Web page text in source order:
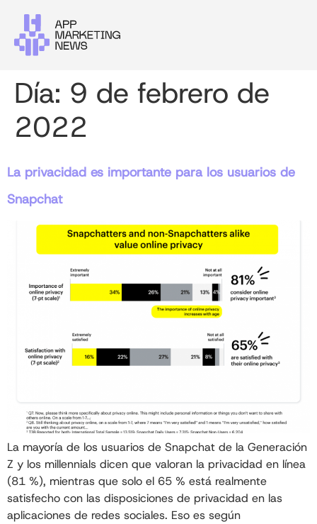
Día: 9 de febrero de
2022
La privacidad es importante para los usuarios de
Snapchat
La mayoría de los usuarios de Snapchat de la Generación
Z y los millennials dicen que valoran la privacidad en línea
(81 %), mientras que solo el 65 % está realmente
satisfecho con las disposiciones de privacidad en las
aplicaciones de redes sociales. Eso es según